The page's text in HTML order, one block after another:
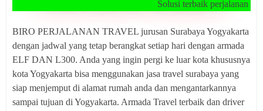
Solusi terbaik perjalanan anda ...!!
BIRO PERJALANAN TRAVEL jurusan Surabaya Yogyakarta
dengan jadwal yang tetap berangkat setiap hari dengan armada
ELF DAN L300. Anda yang ingin pergi ke luar kota khususnya
kota Yogyakarta bisa menggunakan jasa travel surabaya yang
siap menjemput di alamat rumah anda dan mengantarkannya
sampai tujuan di Yogyakarta. Armada Travel terbaik dan driver